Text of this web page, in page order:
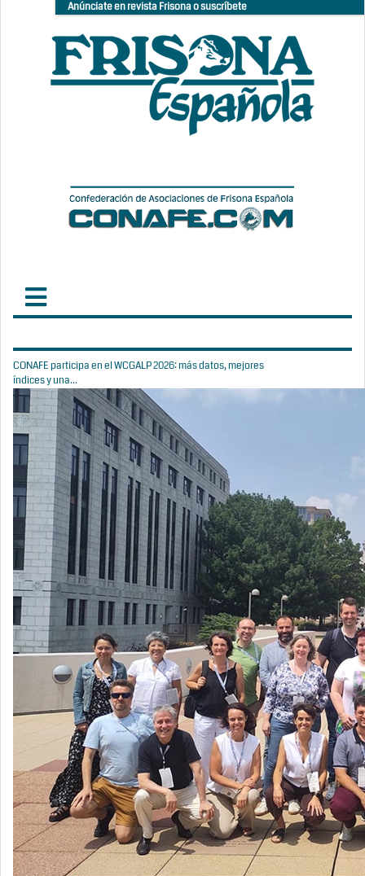
Anúnciate en revista Frisona o suscríbete
CONAFE participa en el WCGALP 2026: más datos, mejores
índices y una...